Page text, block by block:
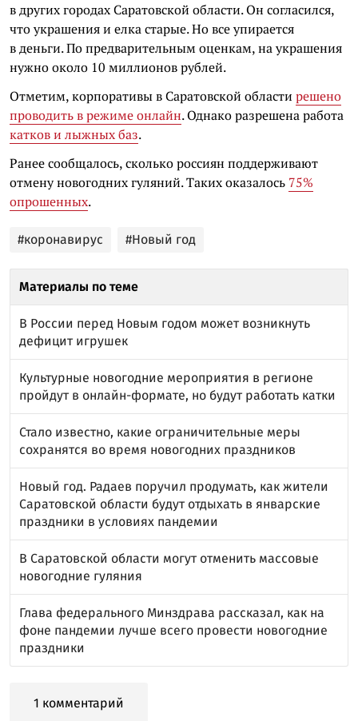
в других городах Саратовской области. Он согласился,
что украшения и елка старые. Но все упирается
в деньги. По предварительным оценкам, на украшения
нужно около 10 миллионов рублей.
Отметим, корпоративы в Саратовской области решено
проводить в режиме онлайн. Однако разрешена работа
катков и лыжных баз.
Ранее сообщалось, сколько россиян поддерживают
отмену новогодних гуляний. Таких оказалось 75%
опрошенных.
#коронавирус #Новый год
Материалы по теме
В России перед Новым годом может возникнуть
дефицит игрушек
Культурные новогодние мероприятия в регионе
пройдут в онлайн-формате, но будут работать катки
Стало известно, какие ограничительные меры
сохранятся во время новогодних праздников
Новый год. Радаев поручил продумать, как жители
Саратовской области будут отдыхать в январские
праздники в условиях пандемии
В Саратовской области могут отменить массовые
новогодние гуляния
Глава федерального Минздрава рассказал, как на
фоне пандемии лучше всего провести новогодние
праздники
1 комментарий